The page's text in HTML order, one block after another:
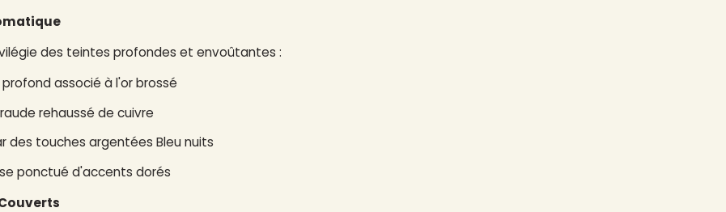
des teintes profondes et envoûtantes :
associé à l'or brossé
rehaussé de cuivre
des touches argentées Bleu nuits
ponctué d'accents dorés